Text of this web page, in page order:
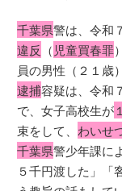
千葉県警は、令和
違反 （ 児童買春罪
員の男性（２１歳
逮捕容疑は、令和
で、女子高校生が
束をして、わいせ
千葉県警少年課に
５千円渡した」「